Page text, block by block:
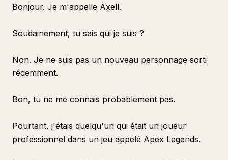
Bonjour. Je m'appelle Axell.
Soudainement, tu sais qui je suis ?
Non. Je ne suis pas un nouveau personnage sorti
récemment.
Bon, tu ne me connais probablement pas.
Pourtant, j'étais quelqu'un qui était un joueur
professionnel dans un jeu appelé Apex Legends.